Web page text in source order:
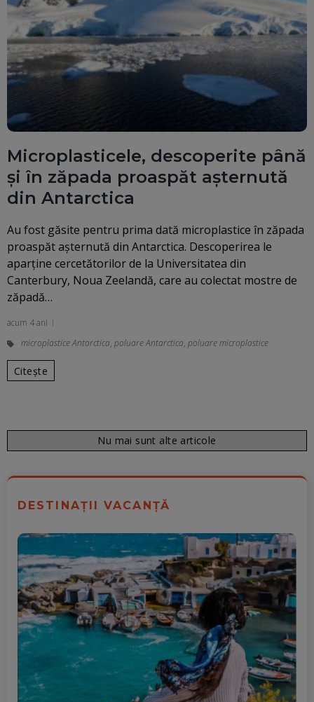
Microplasticele, descoperite până
şi în zăpada proaspăt aşternută
din Antarctica
Au fost găsite pentru prima dată microplastice în zăpada
proaspăt aşternută din Antarctica. Descoperirea le
aparţine cercetătorilor de la Universitatea din
Canterbury, Noua Zeelandă, care au colectat mostre de
zăpadă…
acum 4 ani
microplastice Antarctica, poluare Antarctica, poluare microplastice
Citește
Nu mai sunt alte articole
DESTINAȚII VACANȚĂ